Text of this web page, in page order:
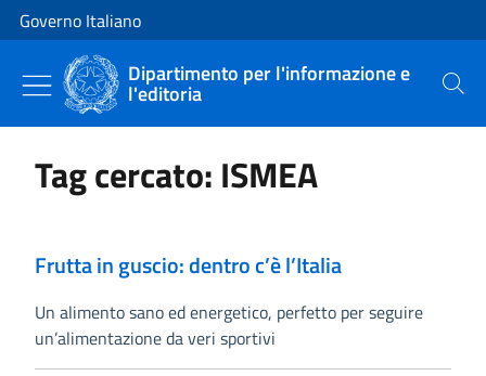
Vai al contenuto
Vai alla navigazione del sito
Governo Italiano
Dipartimento per l'informazione e
l'editoria Cerca
Tag cercato: ISMEA
Frutta in guscio: dentro c’è l’Italia
Un alimento sano ed energetico, perfetto per seguire
un’alimentazione da veri sportivi